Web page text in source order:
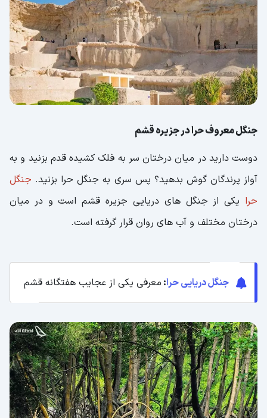
جنگل معروف حرا در جزیره قشم
دوست دارید در میان درختان سر به فلک کشیده قدم بزنید و به
آواز پرندگان گوش بدهید؟ پس سری به جنگل حرا بزنید. جنگل
حرا یکی از جنگل های دریایی جزیره قشم است و در میان
درختان مختلف و آب های روان قرار گرفته است.
جنگل دریایی حرا: معرفی یکی از عجایب هفتگانه قشم